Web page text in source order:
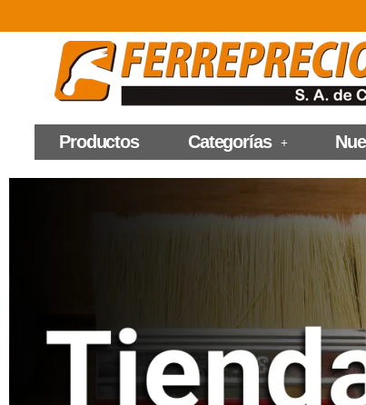
Productos Categorías